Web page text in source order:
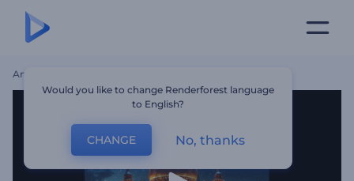
Ana Sayfa
Would you like to change Renderforest language
to English?
CHANGE No, thanks